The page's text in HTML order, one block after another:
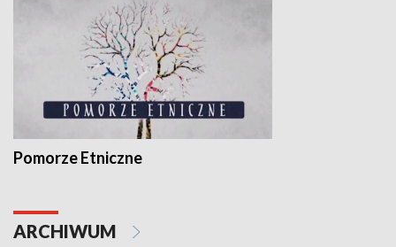
Pomorze Etniczne
ARCHIWUM